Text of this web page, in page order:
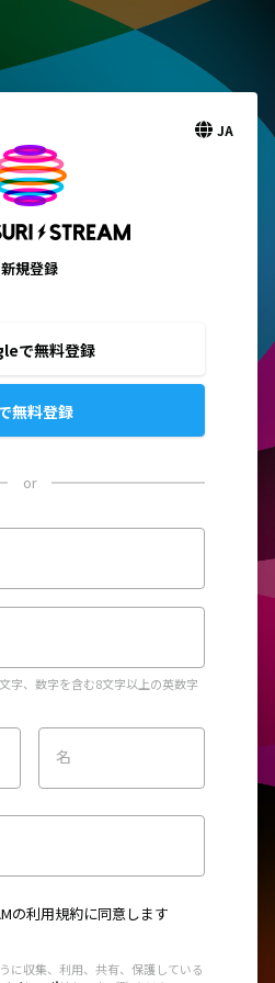
JA
新規登録
で無料登録
無料登録
or
字、数字を含む8文字以上の英数字
名
の利用規約に同意します
に収集、利用、共有、保護している